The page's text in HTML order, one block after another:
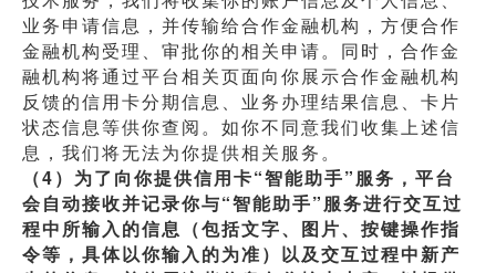
业务申请信息，并传输给合作金融机构，方便合作
金融机构受理、审批你的相关申请。同时，合作金
融机构将通过平台相关页面向你展示合作金融机构
反馈的信用卡分期信息、业务办理结果信息、卡片
状态信息等供你查阅。如你不同意我们收集上述信
息，我们将无法为你提供相关服务。
（4）为了向你提供信用卡“智能助手”服务，平台
会自动接收并记录你与“智能助手”服务进行交互过
程中所输入的信息（包括文字、图片、按键操作指
令等，具体以你输入的为准）以及交互过程中新产